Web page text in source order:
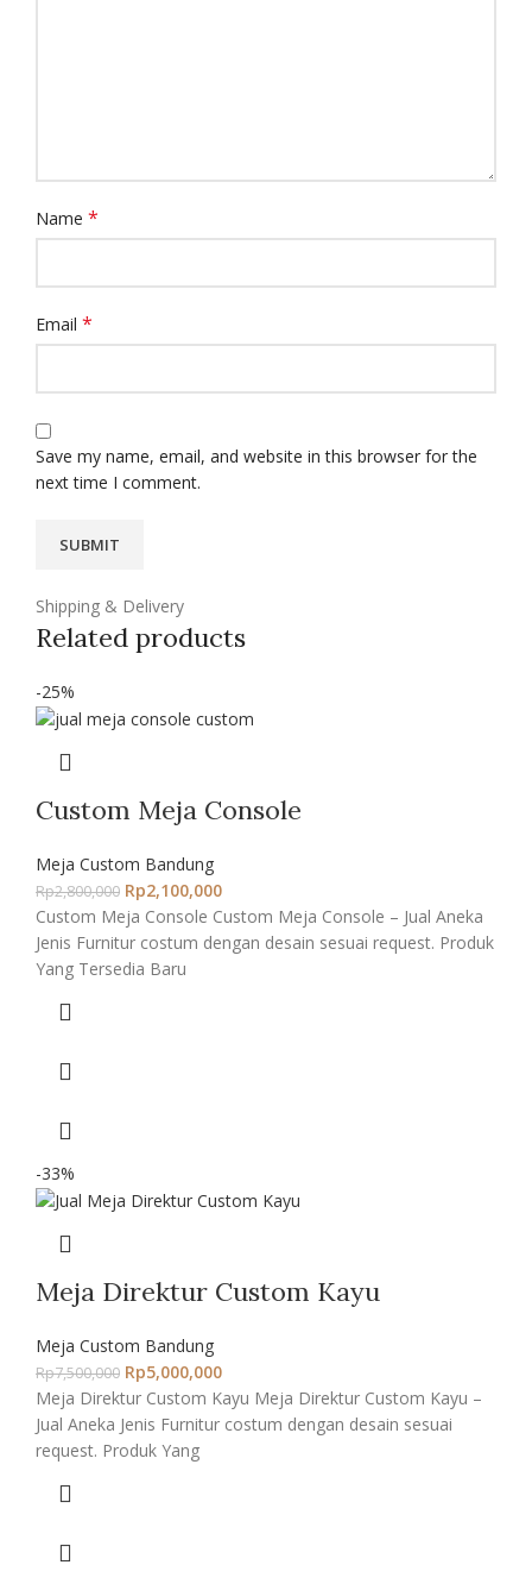
Name *
Email *
Save my name, email, and website in this browser for the
next time I comment.
Shipping & Delivery
Related products
-25%
Custom Meja Console
Meja Custom Bandung
Rp2,800,000 Rp2,100,000
Custom Meja Console Custom Meja Console – Jual Aneka
Jenis Furnitur costum dengan desain sesuai request. Produk
Yang Tersedia Baru
-33%
Meja Direktur Custom Kayu
Meja Custom Bandung
Rp7,500,000 Rp5,000,000
Meja Direktur Custom Kayu Meja Direktur Custom Kayu –
Jual Aneka Jenis Furnitur costum dengan desain sesuai
request. Produk Yang